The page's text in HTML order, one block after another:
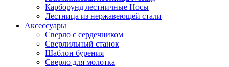
Карборунд лестничные Носы
Лестница из нержавеющей стали
Аксессуары
Сверло с сердечником
Сверлильный станок
Шаблон бурения
Сверло для молотка